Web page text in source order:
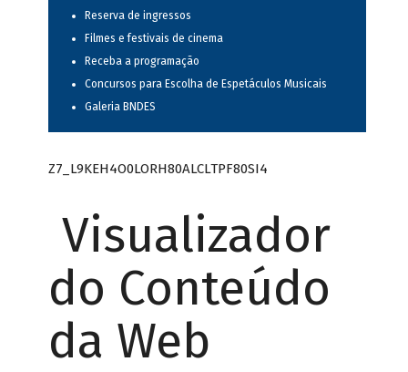
Reserva de ingressos
Filmes e festivais de cinema
Receba a programação
Concursos para Escolha de Espetáculos Musicais
Galeria BNDES
Z7_L9KEH4O0LORH80ALCLTPF80SI4
Visualizador
do Conteúdo
da Web